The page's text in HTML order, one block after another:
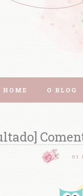
HOME O BLOG
01